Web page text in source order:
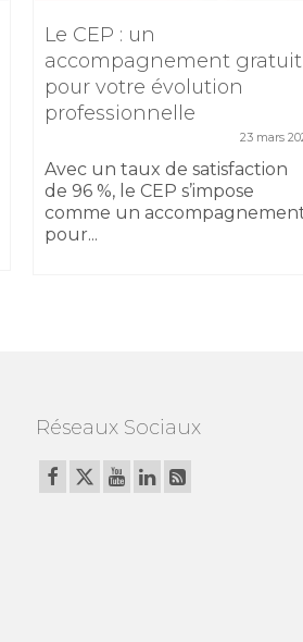
Le CEP : un
accompagnement gratuit
pour votre évolution
professionnelle
23 mars
Avec un taux de satisfaction
de 96 %, le CEP s’impose
comme un
pour...
Réseaux Sociaux